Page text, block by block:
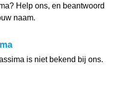
Help ons, en beantwoord
naam.
is niet bekend bij ons.